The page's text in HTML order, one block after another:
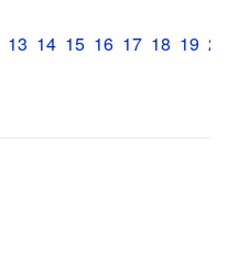
13 14 15 16 17 18 19 20